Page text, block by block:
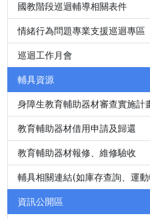
國教階段巡迴輔導相關表件
情緒行為問題專業支援巡迴專區
巡迴工作月會
輔具資源
身障生教育輔助器材審查實施計
教育輔助器材借用申請及歸還
教育輔助器材報修、維修驗收
輔具相關連結(如庫存查詢、運
資訊公開區